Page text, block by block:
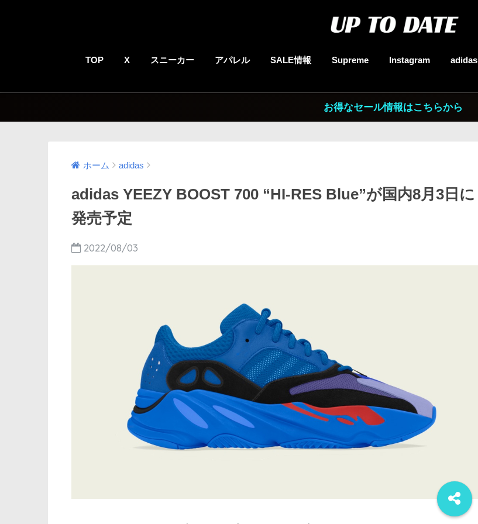
TOP X スニーカー アパレル SALE情報 Supreme Instagram adidas
お得なセール情報はこちらから
ホーム adidas
adidas YEEZY BOOST 700 “HI-RES Blue”が国内8月3日に
発売予定
2022/08/03